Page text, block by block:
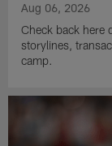
Aug 06, 2026
Check back here
storylines,
camp.